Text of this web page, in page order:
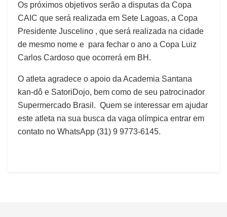
Os próximos objetivos serão a disputas da Copa
CAIC que será realizada em Sete Lagoas, a Copa
Presidente Juscelino , que será realizada na cidade
de mesmo nome e para fechar o ano a Copa Luiz
Carlos Cardoso que ocorrerá em BH.
O atleta agradece o apoio da Academia Santana
kan-dô e SatoriDojo, bem como de seu patrocinador
Supermercado Brasil. Quem se interessar em ajudar
este atleta na sua busca da vaga olímpica entrar em
contato no WhatsApp (31) 9 9773-6145.